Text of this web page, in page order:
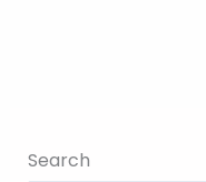
Search